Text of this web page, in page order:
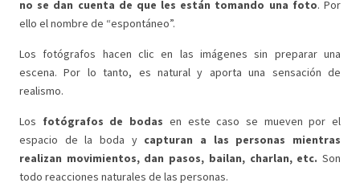
no se dan cuenta de que les están tomando una foto. Por
ello el nombre de “espontáneo”.
Los fotógrafos hacen clic en las imágenes sin preparar una
escena. Por lo tanto, es natural y aporta una sensación de
realismo.
Los fotógrafos de bodas en este caso se mueven por el
espacio de la boda y capturan a las personas mientras
realizan movimientos, dan pasos, bailan, charlan, etc. Son
todo reacciones naturales de las personas.